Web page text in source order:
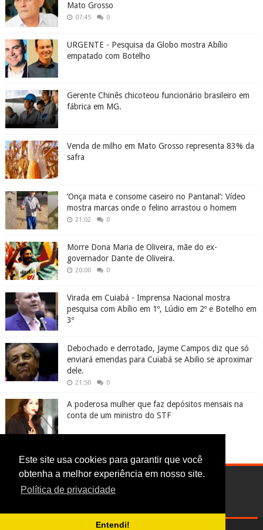
Este site usa cookies para garantir que você
obtenha a melhor experiência em nosso site.
Política de privacidade
Entendi!
Mato Grosso
07:45 0
URGENTE - Pesquisa da Globo mostra Abílio
empatado com Botelho
Gerente Chinês chicoteou funcionário brasileiro em
fábrica em MG.
Venda de milho em Mato Grosso representa 83% da
safra
‘Onça mata e consome caseiro no Pantanal’: Vídeo
mostra marcas onde o felino arrastou o homem
21:02 0
Morre Dona Maria de Oliveira, mãe do ex-
governador Dante de Oliveira.
20:00 0
Virada em Cuiabá - Imprensa Nacional mostra
pesquisa com Abílio em 1º, Lúdio em 2º e Botelho em
3º
Debochado e derrotado, Jayme Campos diz que só
enviará emendas para Cuiabá se Abilio se aproximar
dele.
21:50 0
A poderosa mulher que faz depósitos mensais na
conta de um ministro do STF